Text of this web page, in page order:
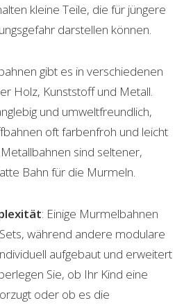
kleine Teile, die für jüngere
darstellen können.
gibt es in verschiedenen
Holz, Kunststoff und Metall.
und umweltfreundlich,
oft farbenfroh und leicht
sind seltener,
Bahn für die Murmeln.
: Einige Murmelbahnen
während andere modulare
aufgebaut und erweitert
Sie, ob Ihr Kind eine
oder ob es die